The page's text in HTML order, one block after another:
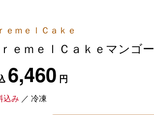
ｅｍｅｌＣａｋｅ
ｅｍｅｌＣａｋｅマンゴー
6,460 円
込み ／ 冷凍